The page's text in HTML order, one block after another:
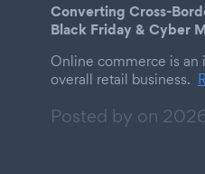
Converting Cross-
Black Friday & Cyber
Online commerce is an
overall retail business.
Posted by on